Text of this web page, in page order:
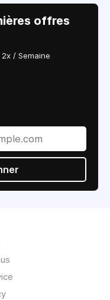
offres
2x / Semaine